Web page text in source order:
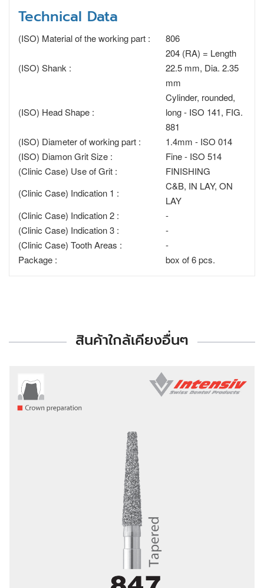
Technical Data
(ISO) Material of the working part : 806
(ISO) Shank :
204 (RA) = Length
22.5 mm, Dia. 2.35
mm
(ISO) Head Shape :
Cylinder, rounded,
long - ISO 141, FIG.
881
(ISO) Diameter of working part :
1.4mm - ISO 014
(ISO) Diamon Grit Size :
Fine - ISO 514
(Clinic Case) Use of Grit :
FINISHING
(Clinic Case) Indication 1 :
C&B, IN LAY, ON
LAY
(Clinic Case) Indication 2 :
-
(Clinic Case) Indication 3 :
-
(Clinic Case) Tooth Areas :
-
Package :
box of 6 pcs.
สินค้าใกล้เคียงอื่นๆ